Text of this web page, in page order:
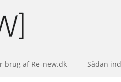
brug af Re-new.dk Sådan